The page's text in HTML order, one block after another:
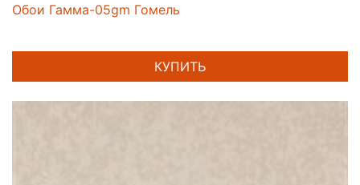
Обои Гамма-05gm Гомель
КУПИТЬ